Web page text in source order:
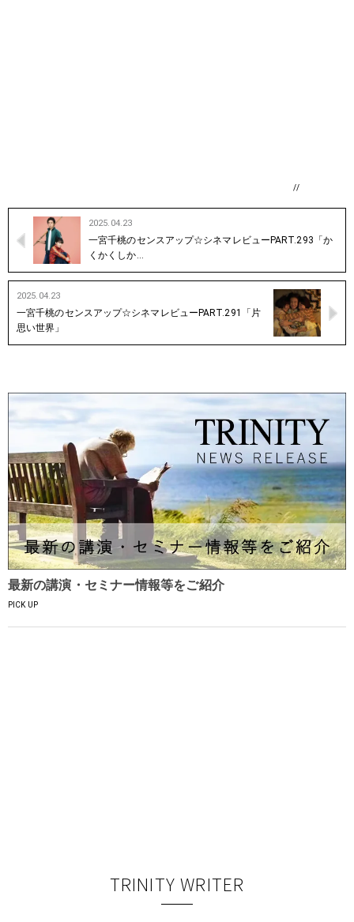
//
2025.04.23
一宮千桃のセンスアップ☆シネマレビューPART.293「か
くかくしか…
2025.04.23
一宮千桃のセンスアップ☆シネマレビューPART.291「片
思い世界」
最新の講演・セミナー情報等をご紹介
PICK UP
TRINITY WRITER